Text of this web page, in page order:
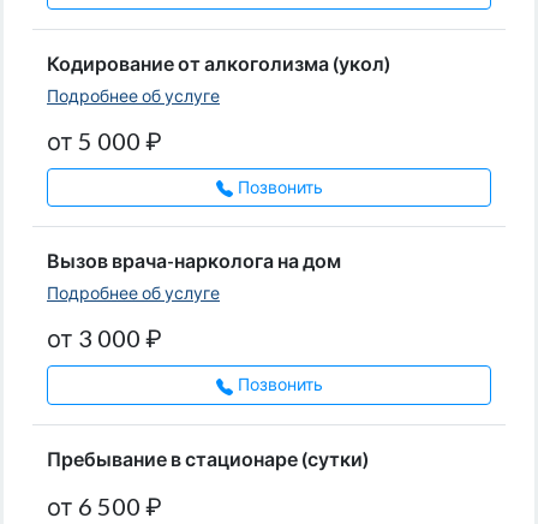
Кодирование от алкоголизма (укол)
Подробнее об услуге
от 5 000 ₽
Позвонить
Вызов врача-нарколога на дом
Подробнее об услуге
от 3 000 ₽
Позвонить
Пребывание в стационаре (сутки)
от 6 500 ₽